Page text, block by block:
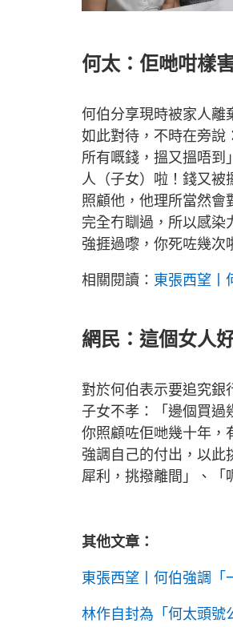
何太：佢哋咁樣
何伯分享現時被家人離
如此對待，不時在旁說
所有嘅錢，搵又搵唔到
人（子女）啦！錢又被
照顧他，他理所當然會
完全冇瞓過，所以感染
強捱過嚟，你死咗幾
相關閱讀： 東張西望丨
網民：這個女人
對於何伯表示要追究銀
子女不孝：「邊個買過
你照顧咗佢哋幾十年，
強調自己的付出，以此
犀利，挑撥離間」、「
其他文章：
東張西望丨何伯強調「
林作自封為「何太頭號